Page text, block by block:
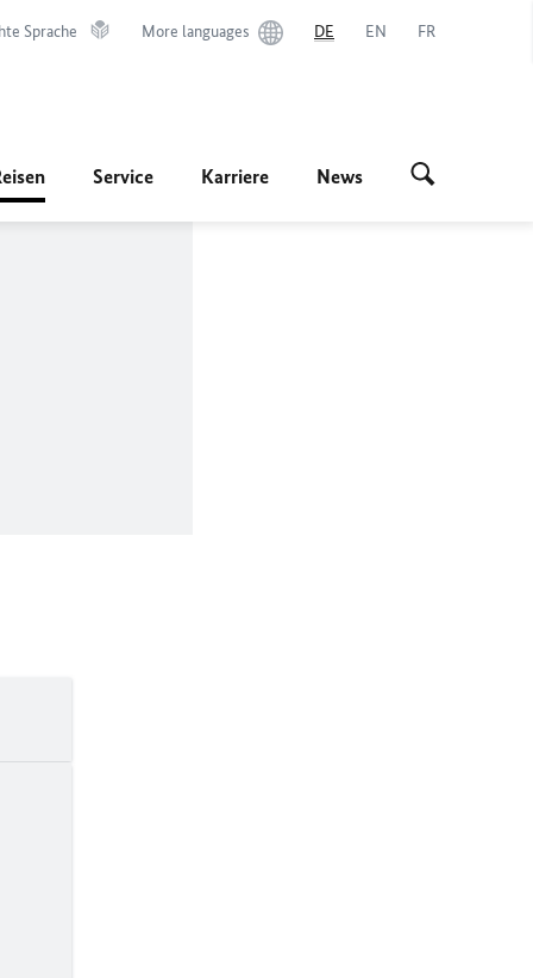
Sprache More languages DE EN FR
Service Karriere News